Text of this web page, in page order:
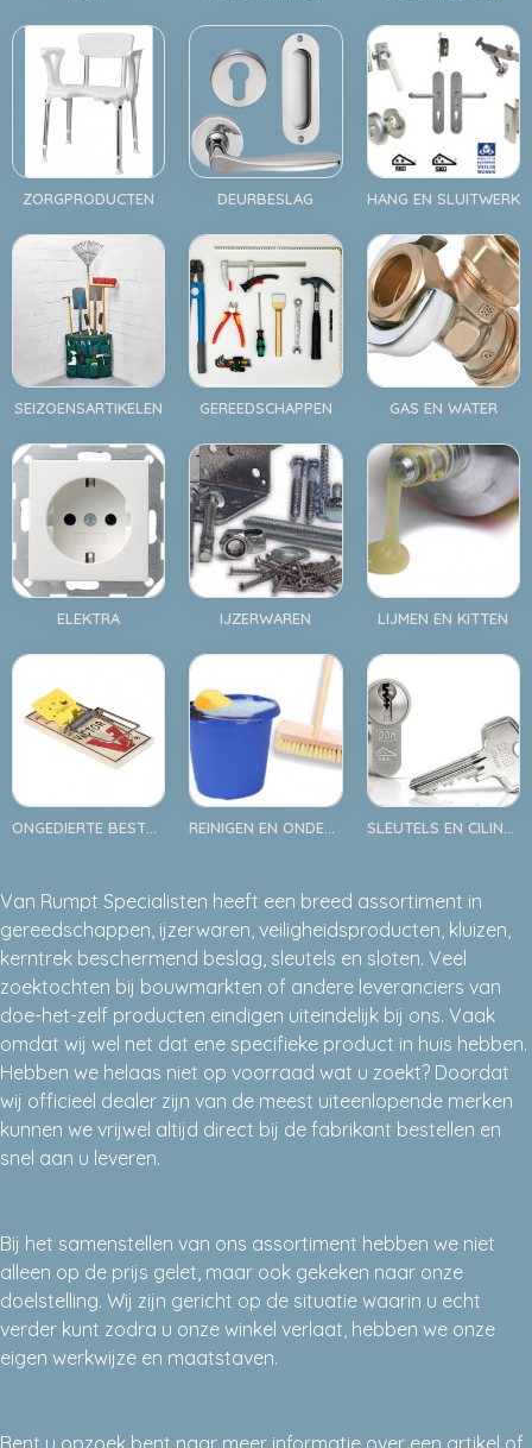
ZORGPRODUCTEN DEURBESLAG HANG EN SLUITWERK
SEIZOENSARTIKELEN GEREEDSCHAPPEN GAS EN WATER
ELEKTRA IJZERWAREN LIJMEN EN KITTEN
Van Rumpt Specialisten heeft een breed assortiment in
gereedschappen, ijzerwaren, veiligheidsproducten, kluizen,
kerntrek beschermend beslag, sleutels en sloten. Veel
zoektochten bij bouwmarkten of andere leveranciers van
doe-het-zelf producten eindigen uiteindelijk bij ons. Vaak
omdat wij wel net dat ene specifieke product in huis hebben.
Hebben we helaas niet op voorraad wat u zoekt? Doordat
wij officieel dealer zijn van de meest uiteenlopende merken
kunnen we vrijwel altijd direct bij de fabrikant bestellen en
snel aan u leveren.
Bij het samenstellen van ons assortiment hebben we niet
alleen op de prijs gelet, maar ook gekeken naar onze
doelstelling. Wij zijn gericht op de situatie waarin u echt
verder kunt zodra u onze winkel verlaat, hebben we onze
eigen werkwijze en maatstaven.
Bent u opzoek bent naar meer informatie over een artikel of